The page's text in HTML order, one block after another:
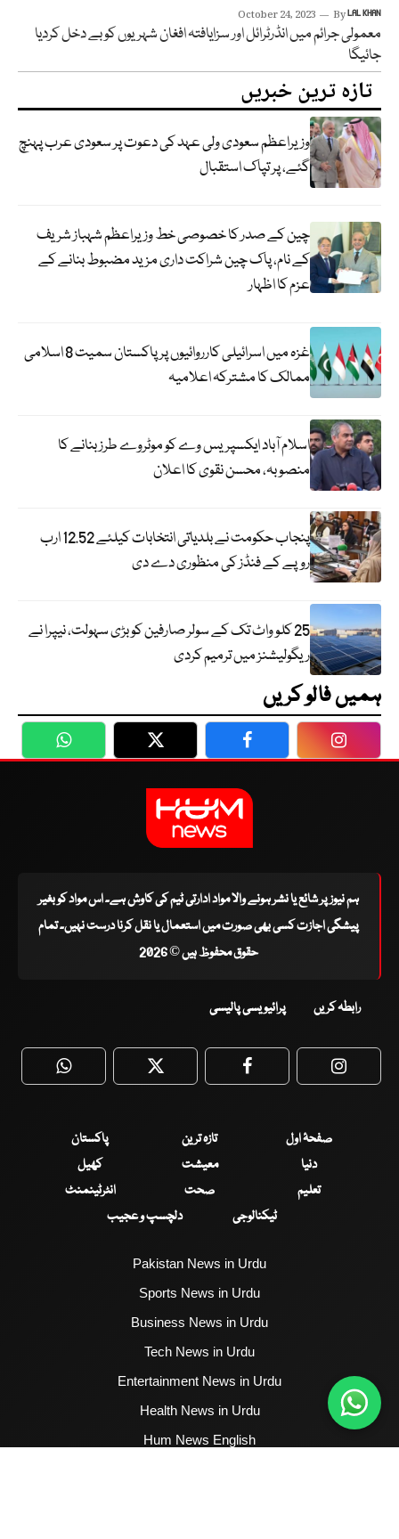
October 24, 2023 ByLAL KHAN
معمولی جرائم میں انڈرٹرائل اور سزایافتہ افغان شہریوں کو بے دخل کردیا
جائیگا
تازہ ترین خبریں
وزیراعظم سعودی ولی عہد کی دعوت پر سعودی عرب پہنچ
گئے، پر تپاک استقبال
چین کے صدر کا خصوصی خط وزیراعظم شہباز شریف
کے نام، پاک چین شراکت داری مزید مضبوط بنانے کے
عزم کا اظہار
غزہ میں اسرائیلی کارروائیوں پر پاکستان سمیت 8 اسلامی
ممالک کا مشترکہ اعلامیہ
اسلام آباد ایکسپریس وے کو موٹروے طرز بنانے کا
منصوبہ، محسن نقوی کا اعلان
پنجاب حکومت نے بلدیاتی انتخابات کیلئے 12.52 ارب
روپے کے فنڈز کی منظوری دے دی
25 کلو واٹ تک کے سولر صارفین کو بڑی سہولت، نیپرا نے
ریگولیشنز میں ترمیم کردی
ہمیں فالو کریں
WhatsApp Twitter Facebook
ہم نیوز پر شائع یا نشر ہونے والا مواد ادارتی ٹیم کی کاوش ہے۔ اس مواد کو بغیر
پیشگی اجازت کسی بھی صورت میں استعمال یا نقل کرنا درست نہیں۔ تمام
حقوق محفوظ ہیں © 2026
رابطہ کریں پرائیویسی پالیسی
WhatsApp Twitter Facebook
صفحۂ اول تازہ ترین
پاکستان
دنیا
معیشت
کھیل
تعلیم
صحت
انٹرٹینمنٹ
ٹیکنالوجی
دلچسپ و عجیب
Pakistan News in Urdu
Sports News in Urdu
Business News in Urdu
Tech News in Urdu
Entertainment News in Urdu
Health News in Urdu
Hum News English